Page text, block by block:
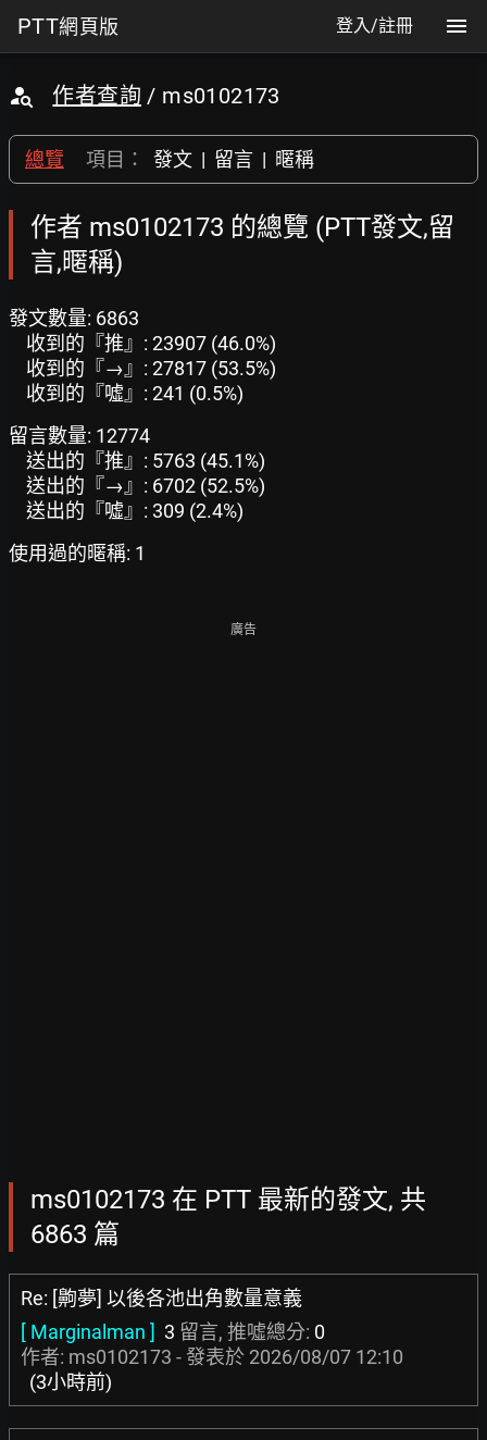
PTT網頁版 登入/註冊
作者查詢 / ms0102173
總覽 項目： 發文 | 留言 | 暱稱
作者 ms0102173 的總覽 (PTT發文,留
言,暱稱)
發文數量: 6863
收到的『推』: 23907 (46.0%)
收到的『→』: 27817 (53.5%)
收到的『噓』: 241 (0.5%)
留言數量: 12774
送出的『推』: 5763 (45.1%)
送出的『→』: 6702 (52.5%)
送出的『噓』: 309 (2.4%)
使用過的暱稱: 1
廣告
ms0102173 在 PTT 最新的發文, 共
6863 篇
Re: [齁夢] 以後各池出角數量意義
[ Marginalman ] 3 留言, 推噓總分: 0
作者: ms0102173 - 發表於 2026/08/07 12:10
(3小時前)